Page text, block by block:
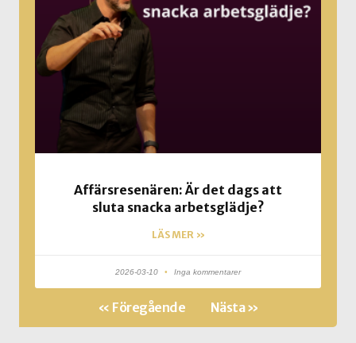
Affärsresenären: Är det dags att
sluta snacka arbetsglädje?
LÄS MER »
2026-03-10 Inga kommentarer
« Föregående Nästa »